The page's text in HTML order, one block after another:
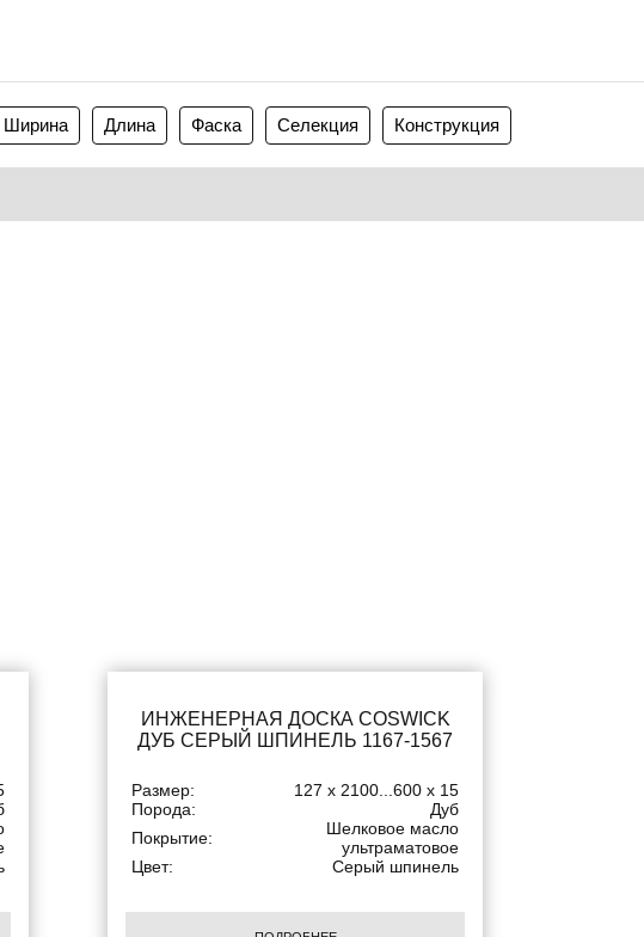
Ширина Длина Фаска Селекция Конструкция
ИНЖЕНЕРНАЯ ДОСКА COSWICK
ДУБ СЕРЫЙ ШПИНЕЛЬ 1167-1567
Размер:
127 x 2100...600 x 15
Порода:
Дуб
Покрытие:
Шелковое масло
ультраматовое
Цвет:
Серый шпинель